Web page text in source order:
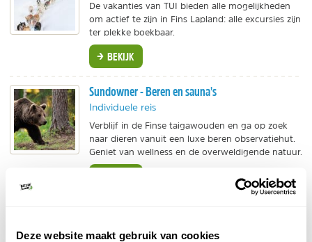
Deze website maakt gebruik van cookies
De vakanties van TUI bieden alle mogelijkheden
om actief te zijn in Fins Lapland: alle excursies zijn
ter plekke boekbaar.
BEKIJK
Sundowner - Beren en sauna's
Individuele reis
Verblijf in de Finse taigawouden en ga op zoek
naar dieren vanuit een luxe beren observatiehut.
Geniet van wellness en de overweldigende natuur.